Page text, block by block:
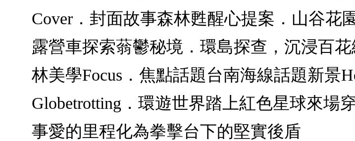
Cover．封面故事森林甦醒心提案．山谷花
露營車探索蓊鬱秘境．環島探查，沉浸百
林美學Focus．焦點話題台南海線話題新景
Globetrotting．環遊世界踏上紅色星球來場
事愛的里程化為拳擊台下的堅實後盾